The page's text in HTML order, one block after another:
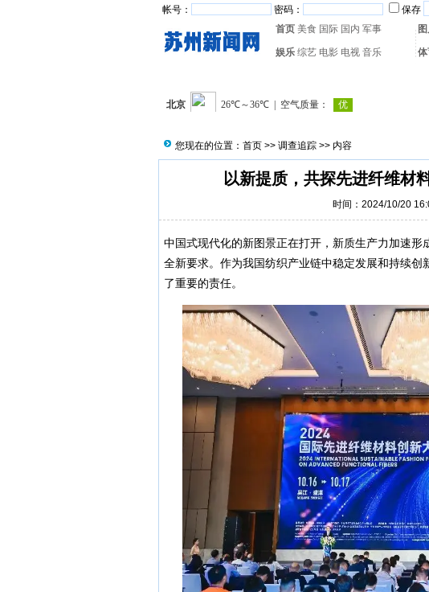
帐号： 密码： 保存
首页 美食 国际 国内 军事
娱乐 综艺 电影 电视 音乐
您现在的位置： 首页 >> 调查追踪 >> 内容
以新提质，共探先进纤维材
时间：2024/10/20
中国式现代化的新图景正在打开，新质生产力加速形
全新要求。作为我国纺织产业链中稳定发展和持续
了重要的责任。